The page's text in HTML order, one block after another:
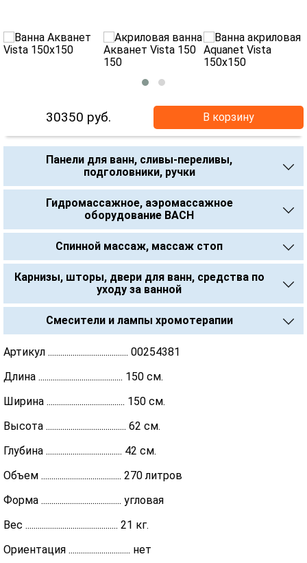
30350 руб. В корзину
Панели для ванн, сливы-переливы,
подголовники, ручки
Гидромассажное, аэромассажное
оборудование BACH
Спинной массаж, массаж стоп
Карнизы, шторы, двери для ванн, средства по
уходу за ванной
Смесители и лампы хромотерапии
Артикул ....................................... 00254381
Длина ......................................... 150 см.
Ширина ...................................... 150 см.
Высота ....................................... 62 см.
Глубина ..................................... 42 см.
Объем ....................................... 270 литров
Форма ....................................... угловая
Вес ............................................. 21 кг.
Ориентация .............................. нет